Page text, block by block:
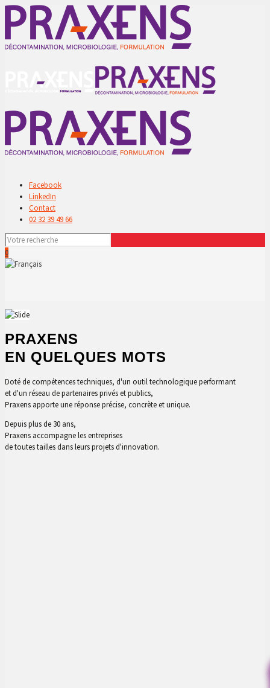
Facebook
LinkedIn
Contact
02 32 39 49 66
0
PRAXENS
EN QUELQUES MOTS
Doté de compétences techniques, d'un outil technologique performant
et d'un réseau de partenaires privés et publics,
Praxens apporte une réponse précise, concrète et unique.
Depuis plus de 30 ans,
Praxens accompagne les entreprises
de toutes tailles dans leurs projets d'innovation.